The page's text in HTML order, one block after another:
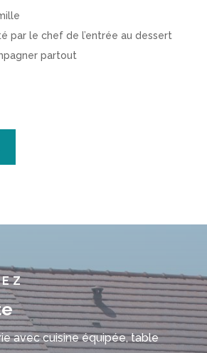
par le chef de l’entrée au dessert
partout
avec cuisine équipée, table